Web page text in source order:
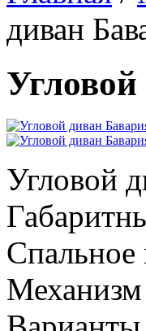
диван
Угловой
Спальное